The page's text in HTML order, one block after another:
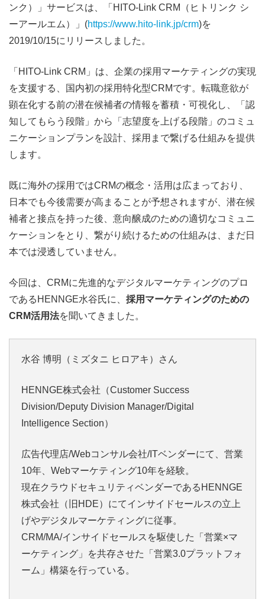
ンク）」サービスは、「HITO-Link CRM（ヒトリンク シ
ーアールエム）」(https://www.hito-link.jp/crm)を
2019/10/15にリリースしました。
「HITO-Link CRM」は、企業の採用マーケティングの実現
を支援する、国内初の採用特化型CRMです。転職意欲が
顕在化する前の潜在候補者の情報を蓄積・可視化し、「認
知してもらう段階」から「志望度を上げる段階」のコミュ
ニケーションプランを設計、採用まで繋げる仕組みを提供
します。
既に海外の採用ではCRMの概念・活用は広まっており、
日本でも今後需要が高まることが予想されますが、潜在候
補者と接点を持った後、意向醸成のための適切なコミュニ
ケーションをとり、繋がり続けるための仕組みは、まだ日
本では浸透していません。
今回は、 CRMに先進的なデジタルマーケティングのプロ
である HENNGE水谷氏に、 採用マーケティングのための
CRM活用法を聞いてきました。
水谷 博明（ミズタニ ヒロアキ）さん
HENNGE株式会社（Customer Success
Division/Deputy Division Manager/Digital
Intelligence Section）
広告代理店/Webコンサル会社/ITベンダーにて、営業
10年、Webマーケティング10年を経験。
現在クラウドセキュリティベンダーであるHENNGE
株式会社（旧HDE）にてインサイドセールスの立上
げやデジタルマーケティングに従事。
CRM/MA/インサイドセールスを駆使した「営業×マ
ーケティング」を共存させた「営業3.0プラットフォ
ーム」構築を行っている。